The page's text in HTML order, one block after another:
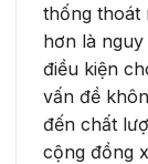
thống thoát
hơn là
điều kiện
vấn đề
đến chất
cộng đồng